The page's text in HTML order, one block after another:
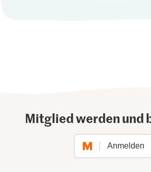
Mitglied werden und
Anmelden